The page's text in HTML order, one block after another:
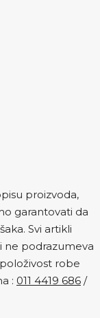
proizvoda,
garantovati da
Svi artikli
ne podrazumeva
robe
: 011 4419 686 /